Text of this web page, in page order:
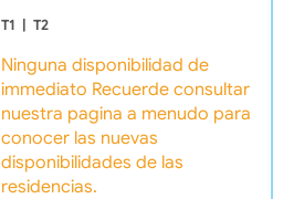
T1 | T2
Ninguna disponibilidad de
immediato Recuerde consultar
nuestra pagina a menudo para
conocer las nuevas
disponibilidades de las
residencias.